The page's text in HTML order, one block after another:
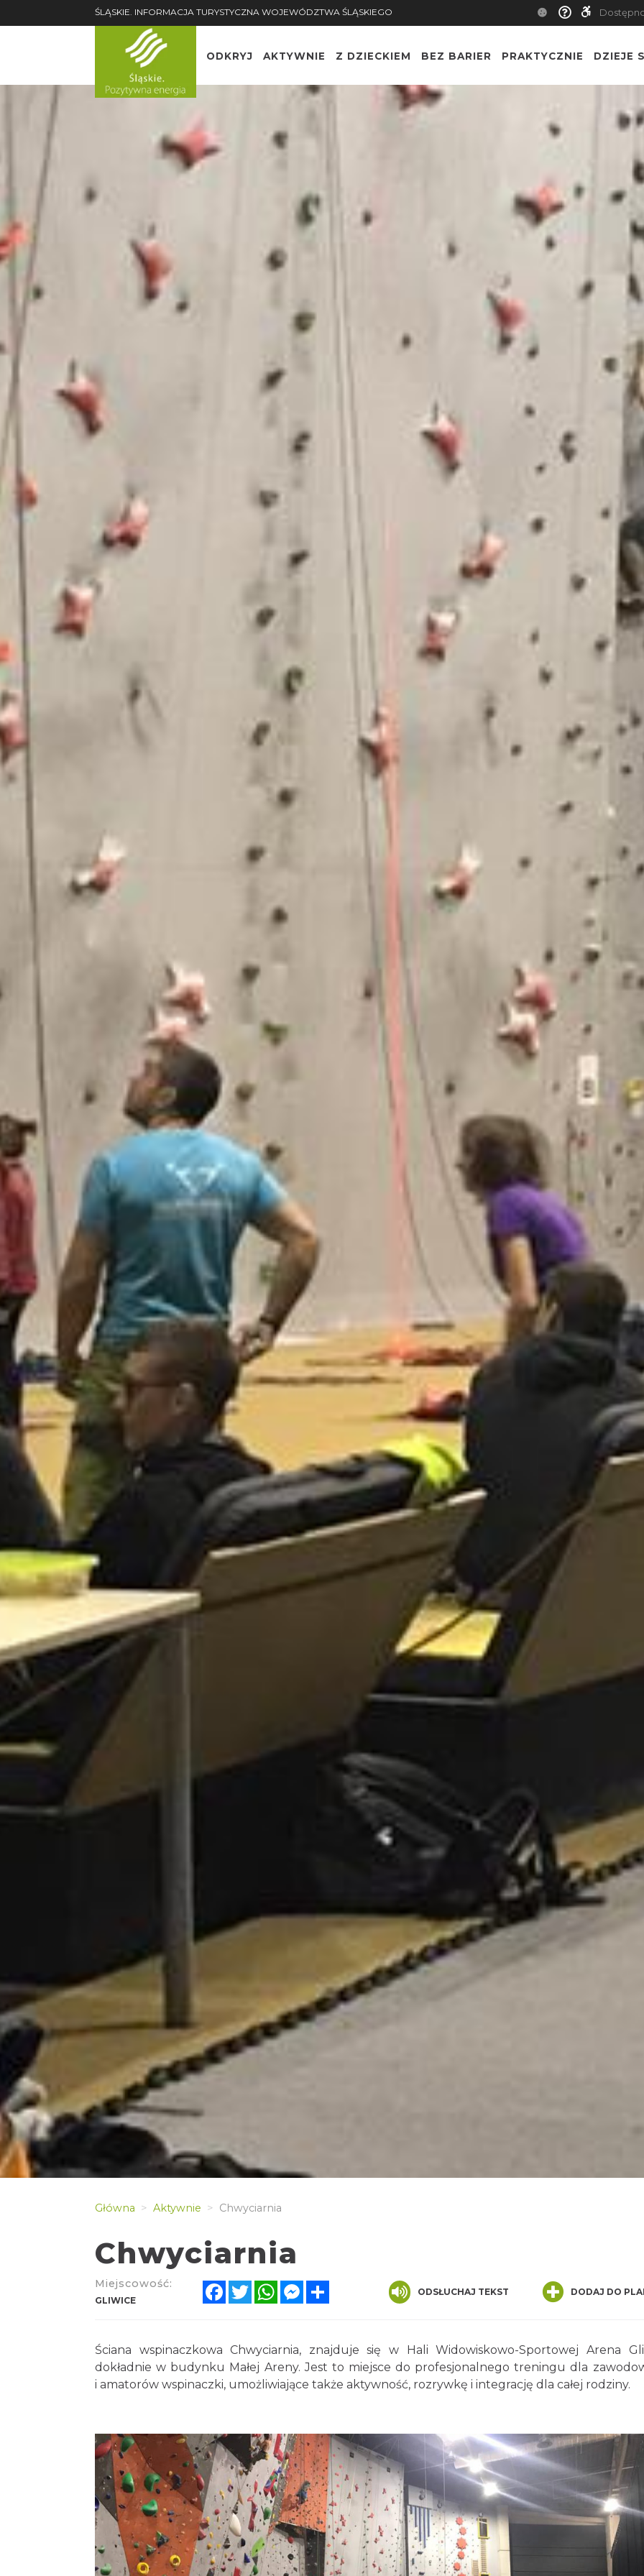
ŚLĄSKIE. INFORMACJA TURYSTYCZNA WOJEWÓDZTWA ŚLĄSKIEGO
ODKRYJ AKTYWNIE Z DZIECKIEM BEZ BARIER PRAKTYCZNIE DZIEJE
Główna Aktywnie Chwyciarnia
Chwyciarnia
Miejscowość:
GLIWICE
FacebookTwitterWhatsAppMessenger ODSŁUCHAJ TEKST DODAJ DO
Ściana wspinaczkowa Chwyciarnia, znajduje się w Hali Widowiskowo-Sportowej Arena
dokładnie w budynku Małej Areny. Jest to miejsce do profesjonalnego treningu dla
i amatorów wspinaczki, umożliwiające także aktywność, rozrywkę i integrację dla całej rodziny.